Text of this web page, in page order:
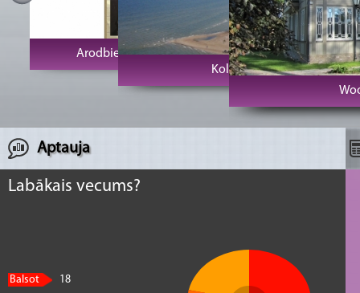
Kolkas rags un bāka
Arodbiedrību klubs Vecrīga
Aptauja
Labākais vecums?
Balsot
18